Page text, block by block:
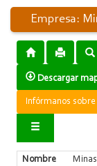
Empresa:
Descargar
Infórmanos
Nombre